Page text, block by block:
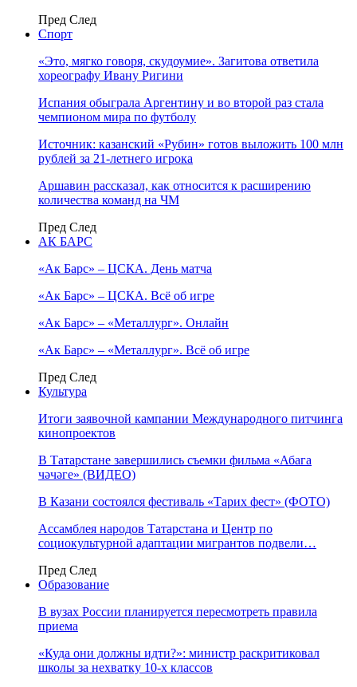
Пред След
Спорт
«Это, мягко говоря, скудоумие». Загитова ответила
хореографу Ивану Ригини
Испания обыграла Аргентину и во второй раз стала
чемпионом мира по футболу
Источник: казанский «Рубин» готов выложить 100 млн
рублей за 21-летнего игрока
Аршавин рассказал, как относится к расширению
количества команд на ЧМ
Пред След
АК БАРС
«Ак Барс» – ЦСКА. День матча
«Ак Барс» – ЦСКА. Всё об игре
«Ак Барс» – «Металлург». Онлайн
«Ак Барс» – «Металлург». Всё об игре
Пред След
Культура
Итоги заявочной кампании Международного питчинга
кинопроектов
В Татарстане завершились съемки фильма «Абага
чәчәге» (ВИДЕО)
В Казани состоялся фестиваль «Тарих фест» (ФОТО)
Ассамблея народов Татарстана и Центр по
социокультурной адаптации мигрантов подвели…
Пред След
Образование
В вузах России планируется пересмотреть правила
приема
«Куда они должны идти?»: министр раскритиковал
школы за нехватку 10-х классов